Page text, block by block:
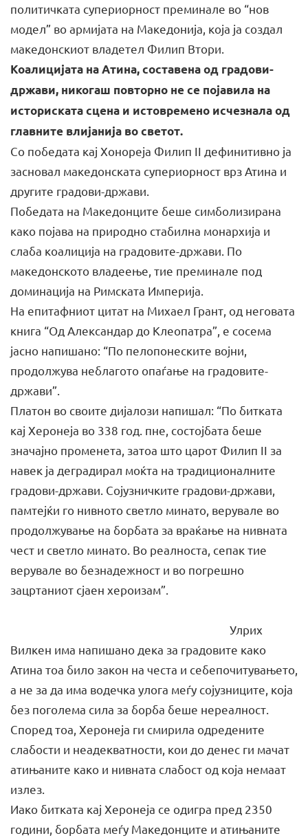
политичката супериорност преминале во “нов
модел” во армијата на Македонија, која ја создал
македонскиот владетел Филип Втори.
Коалицијата на Атина, составена од градови-
држави, никогаш повторно не се појавила на
историската сцена и истовремено исчезнала од
главните влијанија во светот.
Со победата кај Хонореја Филип II дефинитивно ја
засновал македонската супериорност врз Атина и
другите градови-држави.
Победата на Македонците беше симболизирана
како појава на природно стабилна монархија и
слаба коалиција на градовите-држави. По
македонското владеење, тие преминале под
доминација на Римската Империја.
На епитафниот цитат на Михаел Грант, од неговата
книга “Од Александар до Клеопатра”, е сосема
јасно напишано: “По пелопонеските војни,
продолжува неблагото опаѓање на градовите-
држави”.
Платон во своите дијалози напишал: “По битката
кај Херонеја во 338 год. пне, состојбата беше
значајно променета, затоа што царот Филип II за
навек ја деградирал моќта на традиционалните
градови-држави. Сојузничките градови-држави,
памтејќи го нивното светло минато, верувале во
продолжување на борбата за враќање на нивната
чест и светло минато. Во реалноста, сепак тие
верувале во безнадежност и во погрешно
зацртаниот сјаен хероизам”.
Улрих
Вилкен има напишано дека за градовите како
Атина тоа било закон на честа и себепочитувањето,
а не за да има водечка улога меѓу сојузниците, која
без поголема сила за борба беше нереалност.
Според тоа, Херонеја ги смирила одредените
слабости и неадекватности, кои до денес ги мачат
атињаните како и нивната слабост од која немаат
излез.
Иако битката кај Херонеја се одигра пред 2350
години, борбата меѓу Македонците и атињаните